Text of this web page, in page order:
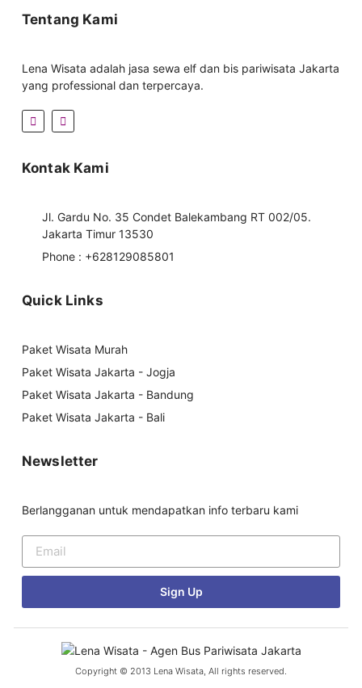
Tentang Kami
Lena Wisata adalah jasa sewa elf dan bis pariwisata Jakarta
yang professional dan terpercaya.
Kontak Kami
Jl. Gardu No. 35 Condet Balekambang RT 002/05.
Jakarta Timur 13530
Phone : +628129085801
Quick Links
Paket Wisata Murah
Paket Wisata Jakarta - Jogja
Paket Wisata Jakarta - Bandung
Paket Wisata Jakarta - Bali
Newsletter
Berlangganan untuk mendapatkan info terbaru kami
Sign Up
Copyright © 2013 Lena Wisata, All rights reserved.